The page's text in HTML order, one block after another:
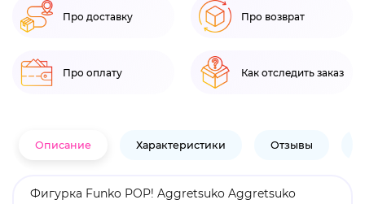
Про доставку Про возврат
Про оплату Как отследить заказ
Описание Характеристики Отзывы
Фигурка Funko POP! Aggretsuko Aggretsuko